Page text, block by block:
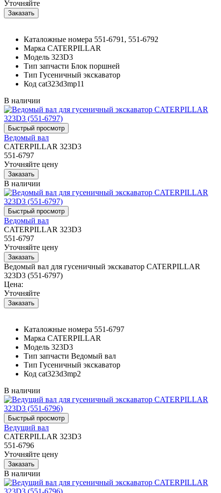
Уточняйте
Каталожные номера 551-6791, 551-6792
Марка CATERPILLAR
Модель 323D3
Тип запчасти Блок поршней
Тип Гусеничный экскаватор
Код cat323d3mp11
В наличии
Ведомый вал
CATERPILLAR 323D3
551-6797
Уточняйте цену
В наличии
Ведомый вал
CATERPILLAR 323D3
551-6797
Уточняйте цену
Ведомый вал для гусеничный экскаватор CATERPILLAR
323D3 (551-6797)
Цена:
Уточняйте
Каталожные номера 551-6797
Марка CATERPILLAR
Модель 323D3
Тип запчасти Ведомый вал
Тип Гусеничный экскаватор
Код cat323d3mp2
В наличии
Ведущий вал
CATERPILLAR 323D3
551-6796
Уточняйте цену
В наличии